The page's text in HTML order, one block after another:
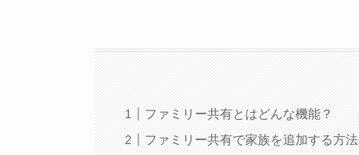
ファミリー共有とはどんな機能？
ファミリー共有で家族を追加する方法